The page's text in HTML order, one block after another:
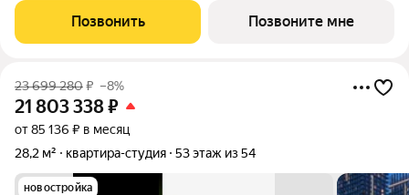
очередь, прогулочный бульвар, парк Сокольники. Номер
квартиры Кв.4305. «Апсайд
Позвонить Позвоните мне
23 699 280₽ –8%
21 803 338₽
от 85 136 ₽ в месяц
28,2 м²
квартира-студия 53 этаж из 54
новостройка